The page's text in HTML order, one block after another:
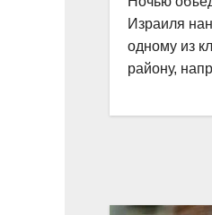
Израиля
одному из
району,